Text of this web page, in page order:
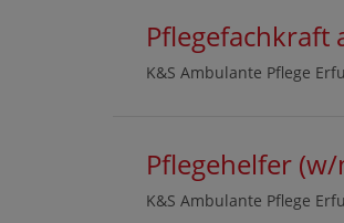
K&S Ambulante Pflege
Pflegehelfer
K&S Ambulante Pflege